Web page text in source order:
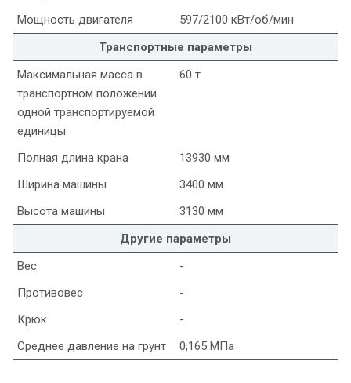
Мощность двигателя
597/2100 кВт/об/мин
Транспортные параметры
Максимальная масса в
транспортном положении
одной транспортируемой
единицы
60 т
Полная длина крана
13930 мм
Ширина машины
3400 мм
Высота машины
3130 мм
Другие параметры
Вес
-
Противовес
-
Крюк
-
Среднее давление на грунт
0,165 МПа